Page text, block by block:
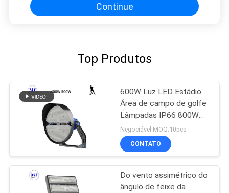
Continue
Top Produtos
600W Luz LED Estádio
Área de campo de golfe
Lâmpadas IP66 800W
1000W Impermeável
Negociável MOQ:10pcs
CONTATO
Do vento assimétrico do
ângulo de feixe da